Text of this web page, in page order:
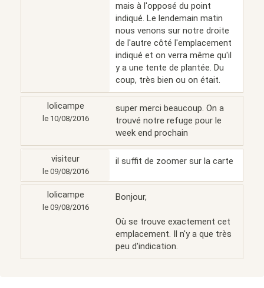
mais à l'opposé du point
indiqué. Le lendemain matin
nous venons sur notre droite
de l'autre côté l'emplacement
indiqué et on verra même qu'il
y a une tente de plantée. Du
coup, très bien ou on était.
lolicampe
le 10/08/2016
super merci beaucoup. On a
trouvé notre refuge pour le
week end prochain
visiteur
le 09/08/2016
il suffit de zoomer sur la carte
lolicampe
le 09/08/2016
Bonjour,
Où se trouve exactement cet
emplacement. Il n'y a que très
peu d'indication.